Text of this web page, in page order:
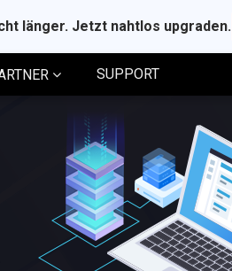
länger. Jetzt nahtlos upgraden.
SUPPORT